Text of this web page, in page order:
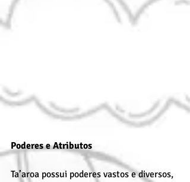
Poderes e Atributos
Ta’aroa possui poderes vastos e diversos,